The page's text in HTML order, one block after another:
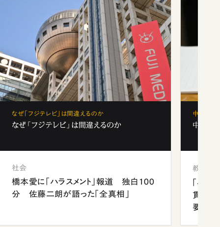
なぜ「フジテレビ」は間違えるのか
なぜ「フジテレビ」は間違えるのか
社会
橋本愛に「ハラスメント」報道 独白100
分 佐藤二朗が語った「全真相」
中学受験
中学受
教育
「早
貫校へ
要だっ